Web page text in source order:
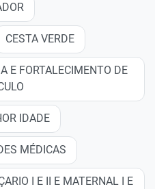
CESTA VERDE
E FORTALECIMENTO DE
IDADE
MÉDICAS
I E II E MATERNAL I E